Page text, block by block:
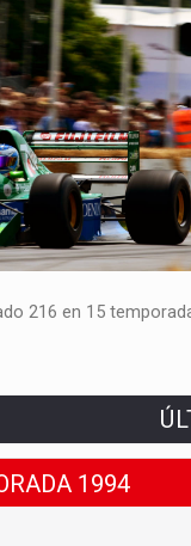
216 en 15
1994